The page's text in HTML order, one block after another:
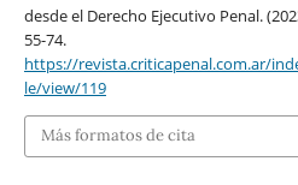
desde el Derecho Ejecutivo Penal.
55-74.
https://revista.criticapenal.com.ar/
le/view/119
Más formatos de cita